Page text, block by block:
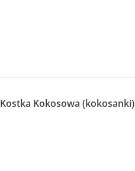
Kostka Kokosowa (kokosanki)